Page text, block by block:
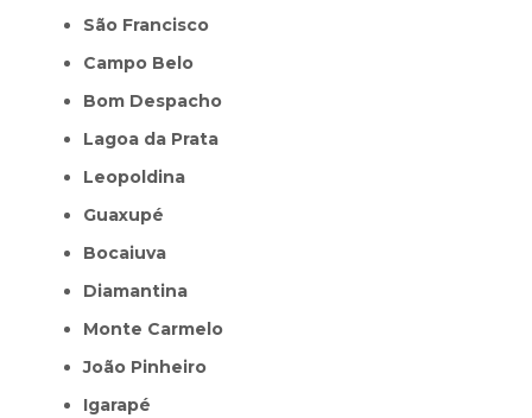
São Francisco
Campo Belo
Bom Despacho
Lagoa da Prata
Leopoldina
Guaxupé
Bocaiuva
Diamantina
Monte Carmelo
João Pinheiro
Igarapé